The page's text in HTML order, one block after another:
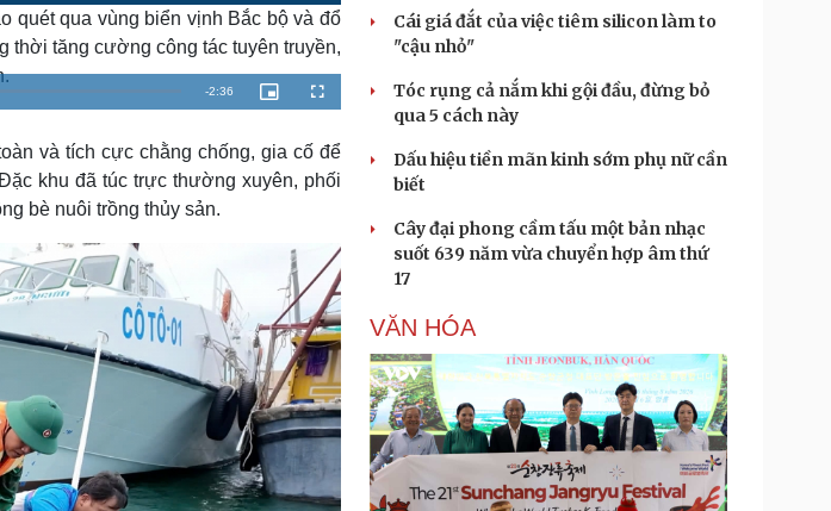
Sao Việt
check-in
Cửa sổ tình yêu
Kể chuyện cho bé
e
m
i
m
e
quét qua vùng biển vịnh Bắc bộ và đổ
thời tăng cường công tác tuyên truyền,
R
m
n
T
m
-2:36
P
i
u
r
-
F
u
c
e
và tích cực chằng chống, gia cố để
khu đã túc trực thường xuyên, phối
bè nuôi trồng thủy sản.
Cái giá đắt của việc tiêm silicon làm to
"cậu nhỏ"
Tóc rụng cả nắm khi gội đầu, đừng bỏ
qua 5 cách này
Dấu hiệu tiền mãn kinh sớm phụ nữ cần
biết
Cây đại phong cầm tấu một bản nhạc
suốt 639 năm vừa chuyển hợp âm thứ
17
VĂN HÓA